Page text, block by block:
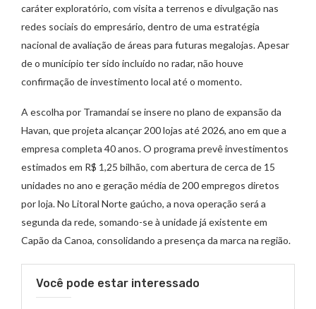
caráter exploratório, com visita a terrenos e divulgação nas
redes sociais do empresário, dentro de uma estratégia
nacional de avaliação de áreas para futuras megalojas. Apesar
de o município ter sido incluído no radar, não houve
confirmação de investimento local até o momento.
A escolha por Tramandaí se insere no plano de expansão da
Havan, que projeta alcançar 200 lojas até 2026, ano em que a
empresa completa 40 anos. O programa prevê investimentos
estimados em R$ 1,25 bilhão, com abertura de cerca de 15
unidades no ano e geração média de 200 empregos diretos
por loja. No Litoral Norte gaúcho, a nova operação será a
segunda da rede, somando-se à unidade já existente em
Capão da Canoa, consolidando a presença da marca na região.
Você pode estar interessado